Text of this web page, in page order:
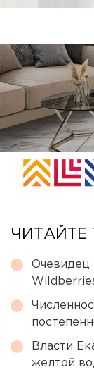
ЧИТАЙТЕ
Очевидец
Власти
желтой